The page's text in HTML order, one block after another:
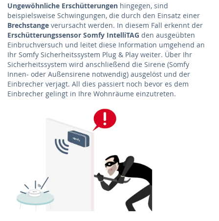
Ungewöhnliche Erschütterungen hingegen, sind
beispielsweise Schwingungen, die durch den Einsatz einer
Brechstange verursacht werden. In diesem Fall erkennt der
Erschütterungssensor Somfy IntelliTAG den ausgeübten
Einbruchversuch und leitet diese Information umgehend an
Ihr Somfy Sicherheitssystem Plug & Play weiter. Über Ihr
Sicherheitssystem wird anschließend die Sirene (Somfy
Innen- oder Außensirene notwendig) ausgelöst und der
Einbrecher verjagt. All dies passiert noch bevor es dem
Einbrecher gelingt in Ihre Wohnräume einzutreten.